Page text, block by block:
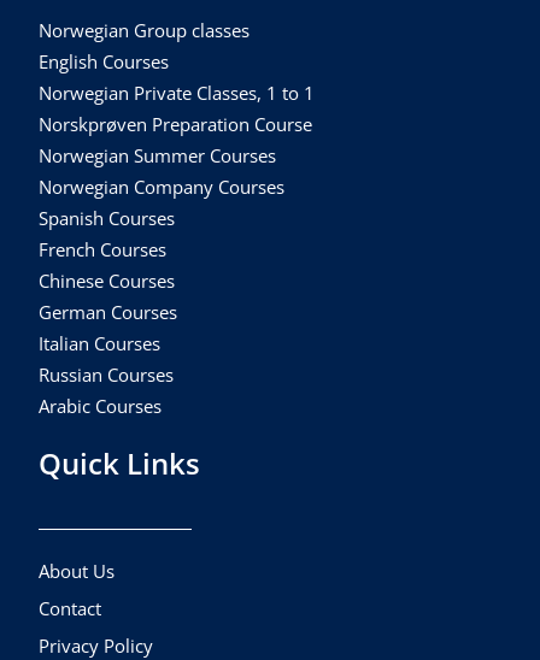
Norwegian Group classes
English Courses
Norwegian Private Classes, 1 to 1
Norskprøven Preparation Course
Norwegian Summer Courses
Norwegian Company Courses
Spanish Courses
French Courses
Chinese Courses
German Courses
Italian Courses
Russian Courses
Arabic Courses
Quick Links
About Us
Contact
Privacy Policy